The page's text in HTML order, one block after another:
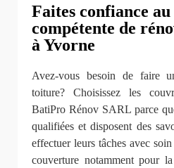
Faites confiance
compétente de
à Yvorne
Avez-vous besoin de faire
toiture? Choisissez les
BatiPro Rénov SARL parce
qualifiées et disposent des
effectuer leurs tâches avec
couverture notamment pour